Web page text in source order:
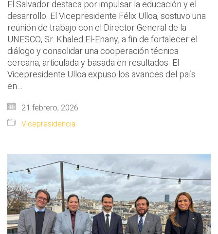
El Salvador destaca por impulsar la educación y el
desarrollo. El Vicepresidente Félix Ulloa, sostuvo una
reunión de trabajo con el Director General de la
UNESCO, Sr. Khaled El-Enany, a fin de fortalecer el
diálogo y consolidar una cooperación técnica
cercana, articulada y basada en resultados. El
Vicepresidente Ulloa expuso los avances del país
en…
21 febrero, 2026
Vicepresidencia